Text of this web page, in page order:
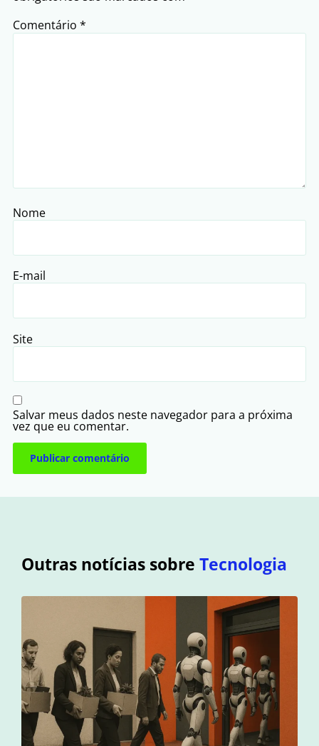
Comentário *
Nome
E-mail
Site
Salvar meus dados neste navegador para a próxima
vez que eu comentar.
Outras notícias sobre Tecnologia